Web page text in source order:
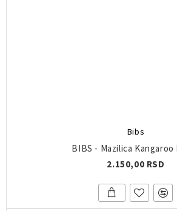
Bibs
BIBS - Mazilica Kangaroo
2.150,00 RSD